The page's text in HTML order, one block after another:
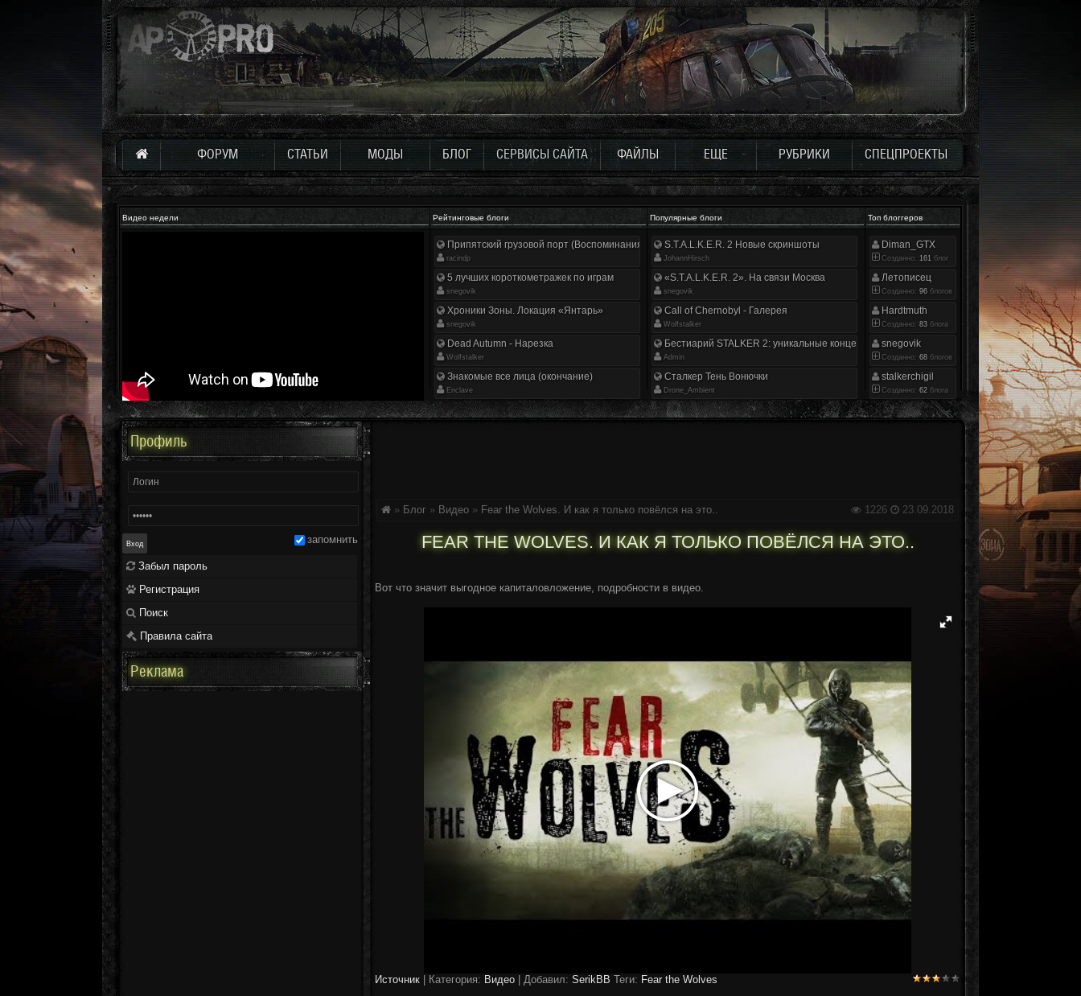
ФОРУМ СТАТЬИ МОДЫ БЛОГ СЕРВИСЫ САЙТА ФАЙЛЫ ЕЩЕ РУБРИКИ СПЕЦПРОЕКТЫ
Видео недели Рейтинговые блоги Популярные блоги Топ блоггеров
Припятский грузовой порт (Воспоминания ликвидатора)
racindp
5 лучших короткометражек по играм
snegovik
Хроники Зоны. Локация «Янтарь»
snegovik
Dead Autumn - Нарезка
Wolfstalker
Знакомые все лица (окончание)
Enclave
S.T.A.L.K.E.R. 2 Новые скриншоты
JohannHirsch
«S.T.A.L.K.E.R. 2». На связи Москва
snegovik
Call of Chernobyl - Галерея
Wolfstalker
Бестиарий STALKER 2: уникальные концепт-арты
Аdmin
Сталкер Тень Вонючки
Drone_Ambient
Diman_GTX
Созданно: 161 блог
Летописец
Созданно: 96 блогов
Hardtmuth
Созданно: 83 блога
snegovik
Созданно: 68 блогов
stalkerchigil
Созданно: 62 блога
1226 23.09.2018
» Блог » Видео » Fear the Wolves. И как я только повёлся на это..
FEAR THE WOLVES. И КАК Я ТОЛЬКО ПОВЁЛСЯ НА ЭТО..
Вот что значит выгодное капиталовложение, подробности в видео.
Источник Категория: Видео | Добавил: SerikBB Теги: Fear the Wolves
Профиль
запомнить
Забыл пароль
Регистрация
Поиск
Правила сайта
Реклама